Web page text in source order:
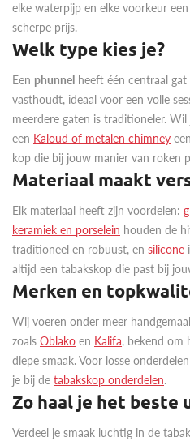
elke waterpijp en elke voorkeur
scherpe prijs.
Welk type kies je?
Een phunnel heeft één centraal gat
vasthoudt, ideaal voor een volle
meerdere gaten is traditioneler.
een Kaloud of metalen chimney
kop die bij jouw manier van roken
Materiaal maakt
Elk materiaal heeft zijn voordelen:
keramiek en porselein houden de
traditioneel en robuust, en silicone
altijd een tabakskop die past bij
Merken en
Wij voeren onder meer
zoals Oblako en Kalifa, bekend om
diepe smaak. Voor losse
je bij de tabakskop onderdelen.
Zo haal je het beste
Verdeel je smaak luchtig in de